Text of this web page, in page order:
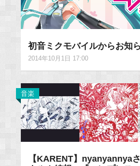
初音ミクモバイルからお知
2014年10月1日 17:00
音楽
【KARENT】nyanyannya